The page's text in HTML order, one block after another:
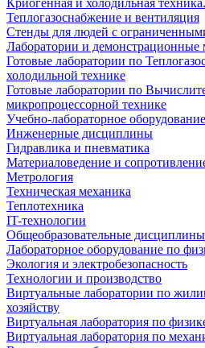
Криогенная и холодильная
Теплогазоснабжение и вентиляция
Стенды для людей с
Лаборатории и демонстрационные
Готовые лаборатории по
холодильной технике
Готовые лаборатории по
микропроцессорной технике
Учебно-лабораторное
Инженерные дисциплины
Гидравлика и пневматика
Материаловедение и
Метрология
Техническая механика
Теплотехника
IT-технологии
Общеобразовательные дисциплины
Лабораторное оборудование по
Экология и электробезопасность
Технологии и производство
Виртуальные лаборатории по
хозяйству
Виртуальная лаборатория по
Виртуальная лаборатория по